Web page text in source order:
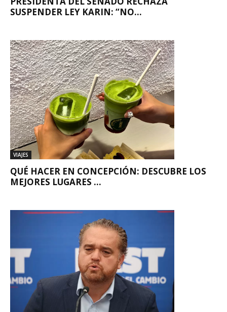
SUSPENDER LEY KARIN: “NO...
VIAJES
QUÉ HACER EN CONCEPCIÓN: DESCUBRE LOS
MEJORES LUGARES ...